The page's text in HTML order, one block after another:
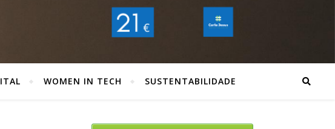
WOMEN IN TECH SUSTENTABILIDADE